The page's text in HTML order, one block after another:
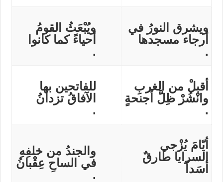
ويشرق النورُ في
أرجاء مسجدها
.
ويُبْعَثُ القومُ
أحياءً كما كانوا
.
أقبلْ من الغربِ
وانْشُرْ ظِلَّ أجنحةٍ
.
للفاتحين بها
الآفاقُ تزدانُ
.
أيّامَ يُزْجي
السرايا طارقٌ
أسَداً
والجندُ من خلفِهِ
في الساحِ عِقْبانُ
.